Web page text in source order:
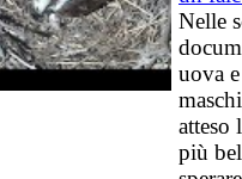
Nelle
uova
atteso
più